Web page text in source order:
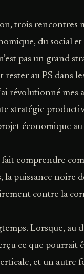
trois rencontres
du social
pas un grand
rester au PS dans
révolutionné mes
stratégie
économique
fait comprendre
puissance noire
contre la
Lorsque, au
ce que pourrait
et un autre